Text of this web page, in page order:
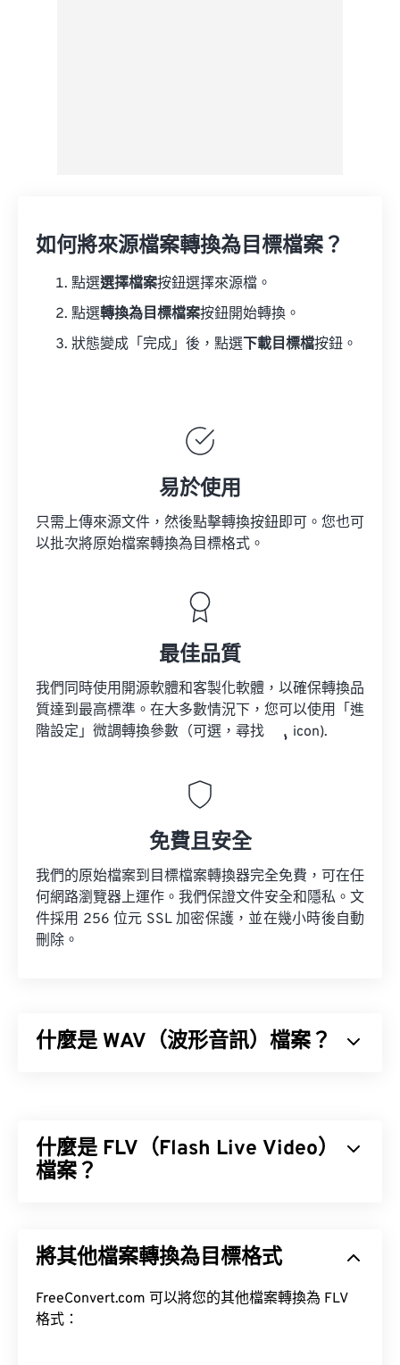
如何將來源檔案轉換為目標檔案？
點選選擇檔案按鈕選擇來源檔。
點選轉換為目標檔案按鈕開始轉換。
狀態變成「完成」後，點選 下載目標檔按鈕。
易於使用
只需上傳來源文件，然後點擊轉換按鈕即可。您也可
以批次將原始檔案轉換為目標格式。
最佳品質
我們同時使用開源軟體和客製化軟體，以確保轉換品
質達到最高標準。在大多數情況下，您可以使用「進
階設定」微調轉換參數（可選，尋找
icon).
免費且安全
我們的原始檔案到目標檔案轉換器完全免費，可在任
何網路瀏覽器上運作。我們保證文件安全和隱私。文
件採用 256 位元 SSL 加密保護，並在幾小時後自動
刪除。
什麼是 WAV（波形音訊）檔案？
MP3 檔案大得多，因此不太適合在便攜式播放器等
消費級裝置上使用。
如何開啟 WAV 檔案？
開啟 WAV 檔案的預設播放器是 Windows Media
Player
什麼是 FLV（Flash Live Video）
檔案？
高品質、同步良好的多媒體內容。它也是一種媒體容
ISO/IEC 14496-12:2008
將其他檔案轉換為目標格式
FreeConvert.com 可以將您的其他檔案轉換為 FLV
格式：